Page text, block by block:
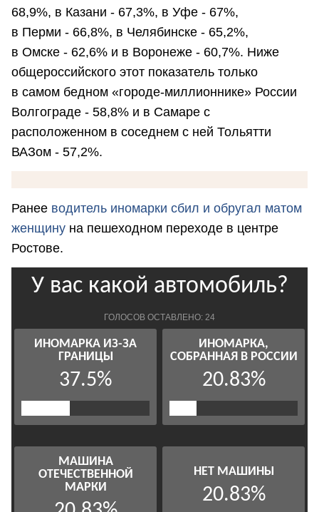
68,9%, в Казани - 67,3%, в Уфе - 67%,
в Перми - 66,8%, в Челябинске - 65,2%,
в Омске - 62,6% и в Воронеже - 60,7%. Ниже
общероссийского этот показатель только
в самом бедном «городе-миллионнике» России
Волгограде - 58,8% и в Самаре с
расположенном в соседнем с ней Тольятти
ВАЗом - 57,2%.
Ранее водитель иномарки сбил и обругал матом
женщину на пешеходном переходе в центре
Ростове.